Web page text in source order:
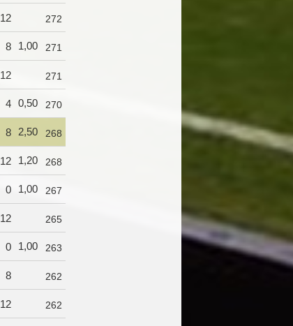
12 272
8 1,00 271
12 271
4 0,50 270
8 2,50 268
12 1,20 268
0 1,00 267
12 265
0 1,00 263
8 262
12 262